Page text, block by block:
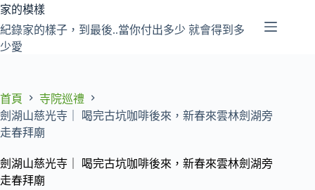
跳
至
主
容
家的模樣
紀錄家的樣子，到最後..當你付出多少 就會得到多
少愛
首頁
寺院巡禮
劍湖山慈光寺｜ 喝完古坑咖啡後來，新春來雲林劍湖旁
走春拜廟
劍湖山慈光寺｜ 喝完古坑咖啡後來，新春來雲林劍湖旁
走春拜廟